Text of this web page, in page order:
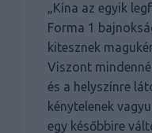
„Kína az egyik
Forma 1
kitesznek
Viszont
és a helyszínre
kénytelenek
egy későbbire